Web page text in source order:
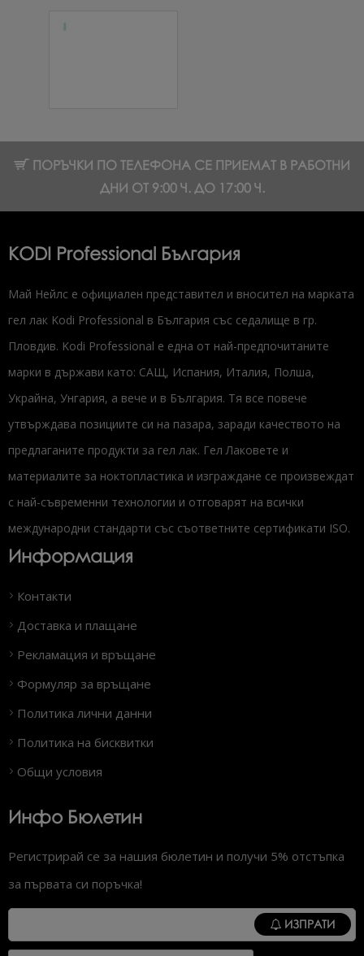
ПОРЪЧКИ ПО ТЕЛЕФОНА СЕ ПРИЕМАТ В РАБОТНИ
ДНИ ОТ 9:00 Ч. ДО 17:00 Ч.
KODI Professional България
Май Нейлс е официален представител и вносител на марката
гел лак Kodi Professional в България със седалище в гр.
Пловдив. Kodi Professional е една от най-предпочитаните
марки в държави като: САЩ, Испания, Италия, Полша,
Украйна, Унгария, а вече и в България. Тя все повече
утвърждава позициите си на пазара, заради качеството на
предлаганите продукти за гел лак. Гел Лаковете и
материалите за ноктопластика и изграждане се произвеждат
с най-съвременни технологии и отговарят на всички
международни стандарти със съответните сертификати ISO.
Информация
Контакти
Доставка и плащане
Рекламация и връщане
Формуляр за връщане
Политика лични данни
Политика на бисквитки
Общи условия
Инфо Бюлетин
Регистрирай се за нашия бюлетин и получи 5% отстъпка
за първата си поръчка!
ИЗПРАТИ